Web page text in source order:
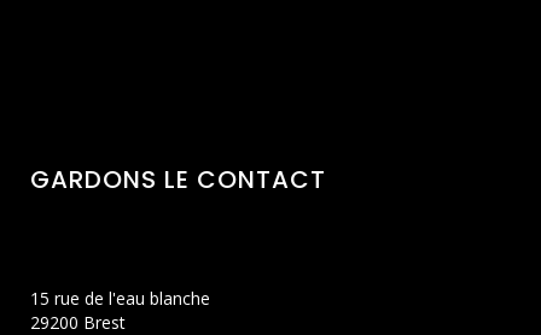
GARDONS LE CONTACT
15 rue de l'eau blanche
29200 Brest